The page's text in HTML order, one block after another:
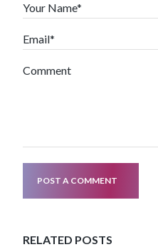
Your Name*
Email*
Comment
POST A COMMENT
RELATED POSTS